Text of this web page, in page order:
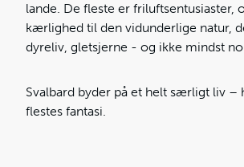
lande. De fleste er friluftsentusiaster,
kærlighed til den vidunderlige natur,
dyreliv, gletsjerne - og ikke mindst
Svalbard byder på et helt særligt liv –
flestes fantasi.